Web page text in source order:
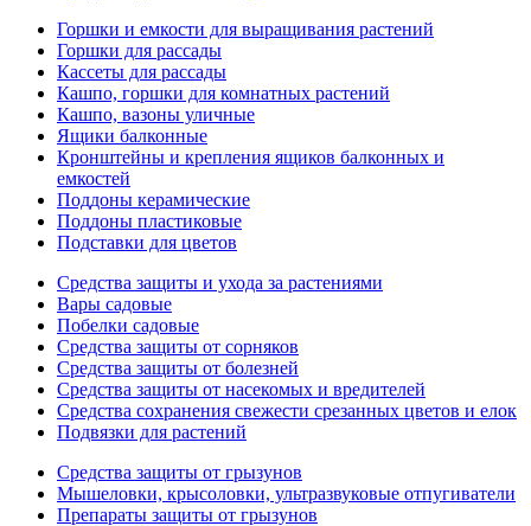
Горшки и емкости для выращивания растений
Горшки для рассады
Кассеты для рассады
Кашпо, горшки для комнатных растений
Кашпо, вазоны уличные
Ящики балконные
Кронштейны и крепления ящиков балконных и
емкостей
Поддоны керамические
Поддоны пластиковые
Подставки для цветов
Средства защиты и ухода за растениями
Вары садовые
Побелки садовые
Средства защиты от сорняков
Средства защиты от болезней
Средства защиты от насекомых и вредителей
Средства сохранения свежести срезанных цветов и елок
Подвязки для растений
Средства защиты от грызунов
Мышеловки, крысоловки, ультразвуковые отпугиватели
Препараты защиты от грызунов